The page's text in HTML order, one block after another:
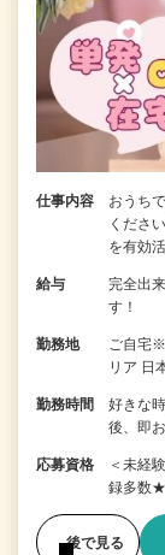
仕事内容
おうち
くださ
を有効
給与
完全出
す！
勤務地
ご自宅
リア 日
勤務時間
好きな
後、即
応募資格
＜未経
録多数
後で見る